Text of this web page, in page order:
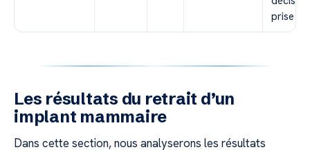
prise
Les résultats du retrait d’un
implant mammaire
Dans cette section, nous analyserons les résultats